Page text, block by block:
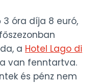
3 óra díja 8 euró,
a Hotel Lago di
van fenntartva.
és pénz nem